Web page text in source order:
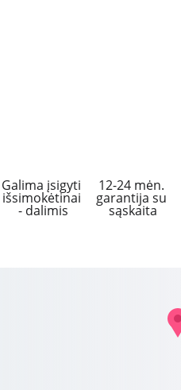
Galima įsigyti
išsimokėtinai
- dalimis
12-24 mėn.
garantija su
sąskaita